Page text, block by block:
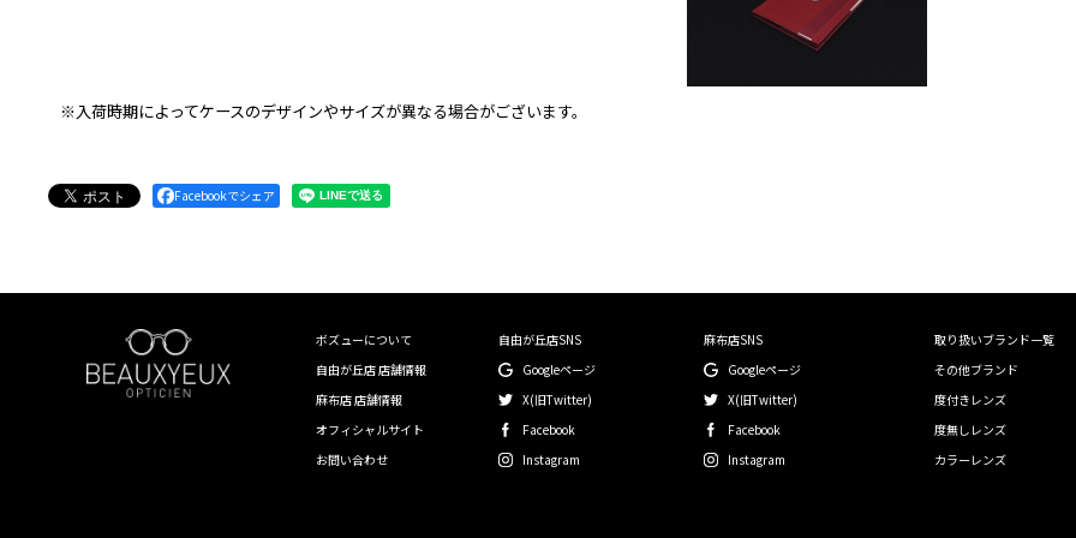
※入荷時期によってケースのデザインやサイズが異なる場合がございます。
Facebookでシェア
ボズューについて
自由が丘店 店舗情報
麻布店 店舗情報
オフィシャルサイト
お問い合わせ
自由が丘店SNS
Googleページ
X(旧Twitter)
Facebook
Instagram
麻布店SNS
Googleページ
X(旧Twitter)
Facebook
Instagram
取り扱いブランド一覧
その他ブランド
度付きレンズ
度無しレンズ
カラーレンズ